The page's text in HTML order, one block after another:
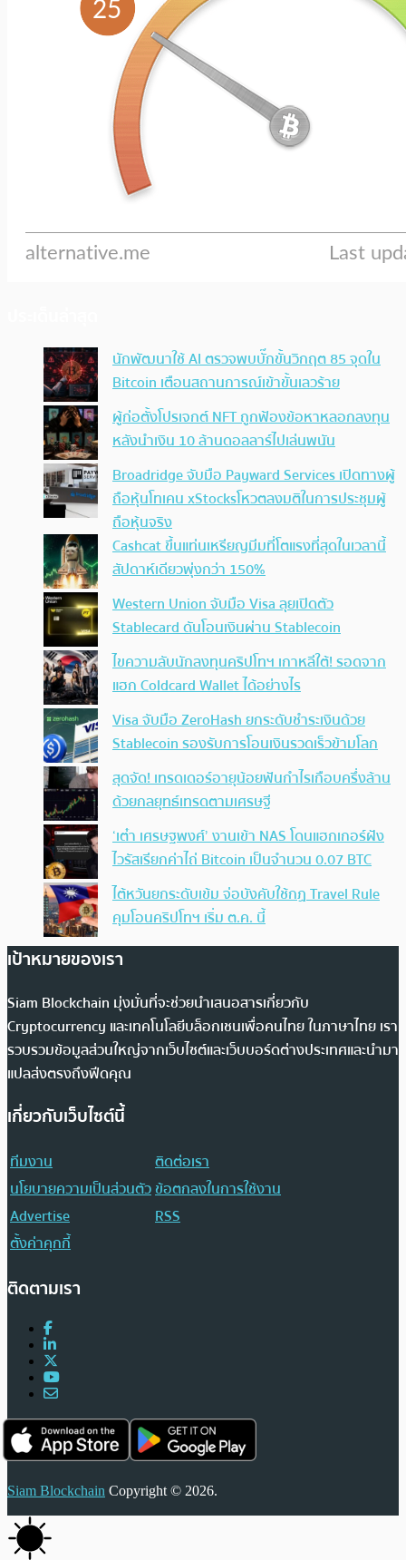
นักพัฒนาใช้ AI ตรวจพบบั๊กขั้นวิกฤต 85 จุดใน
Bitcoin เตือนสถานการณ์เข้าขั้นเลวร้าย
ผู้ก่อตั้งโปรเจกต์ NFT ถูกฟ้องข้อหาหลอกลงทุน
หลังนำเงิน 10 ล้านดอลลาร์ไปเล่นพนัน
Broadridge จับมือ Payward Services เปิดทางผู้
ถือหุ้นโทเคน xStocksโหวตลงมติในการประชุมผู้
ถือหุ้นจริง
Cashcat ขึ้นแท่นเหรียญมีมที่โตแรงที่สุดในเวลานี้
สัปดาห์เดียวพุ่งกว่า 150%
Western Union จับมือ Visa ลุยเปิดตัว
Stablecard ดันโอนเงินผ่าน Stablecoin
ไขความลับนักลงทุนคริปโทฯ เกาหลีใต้! รอดจาก
แฮก Coldcard Wallet ได้อย่างไร
Visa จับมือ ZeroHash ยกระดับชำระเงินด้วย
Stablecoin รองรับการโอนเงินรวดเร็วข้ามโลก
สุดจัด! เทรดเดอร์อายุน้อยฟันกำไรเกือบครึ่งล้าน
ด้วยกลยุทธ์เทรดตามเศรษฐี
‘เต๋า เศรษฐพงศ์’ งานเข้า NAS โดนแฮกเกอร์ฝัง
ไวรัสเรียกค่าไถ่ Bitcoin เป็นจำนวน 0.07 BTC
ไต้หวันยกระดับเข้ม จ่อบังคับใช้กฏ Travel Rule
คุมโอนคริปโทฯ เริ่ม ต.ค. นี้
เป้าหมายของเรา
Siam Blockchain มุ่งมั่นที่จะช่วยนำเสนอสารเกี่ยวกับ
Cryptocurrency และเทคโนโลยีบล็อกเชนเพื่อคนไทย ในภาษาไทย เรา
รวบรวมข้อมูลส่วนใหญ่จากเว็บไซต์และเว็บบอร์ดต่างประเทศและนำมา
แปลส่งตรงถึงฟีดคุณ
เกี่ยวกับเว็บไซต์นี้
ทีมงาน
ติดต่อเรา
นโยบายความเป็นส่วนตัวข้อตกลงในการใช้งาน
Advertise
RSS
ตั้งค่าคุกกี้
ติดตามเรา
Siam Blockchain Copyright © 2026.